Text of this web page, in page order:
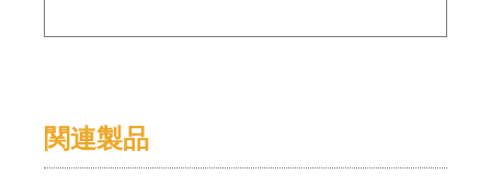
関連製品